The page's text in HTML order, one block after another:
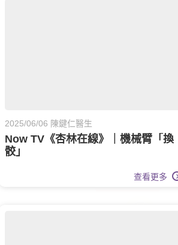
2025/06/06 陳鍵仁醫生
Now TV《杏林在線》｜機械臂「換
骹」
查看更多